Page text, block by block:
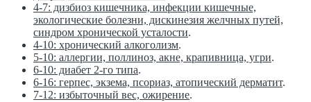
4-7: дизбиоз кишечника, инфекции кишечные,
экологические болезни, дискинезия желчных путей,
синдром хронической усталости.
4-10: хронический алкоголизм.
5-10: аллергии, поллиноз, акне, крапивница, угри.
6-10: диабет 2-го типа.
6-16: герпес, экзема, псориаз, атопический дерматит.
7-12: избыточный вес, ожирение.